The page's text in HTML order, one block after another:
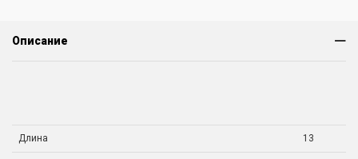
Описание
Длина 13